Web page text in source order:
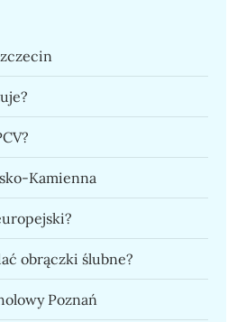
Kamienna
obrączki ślubne?
Poznań